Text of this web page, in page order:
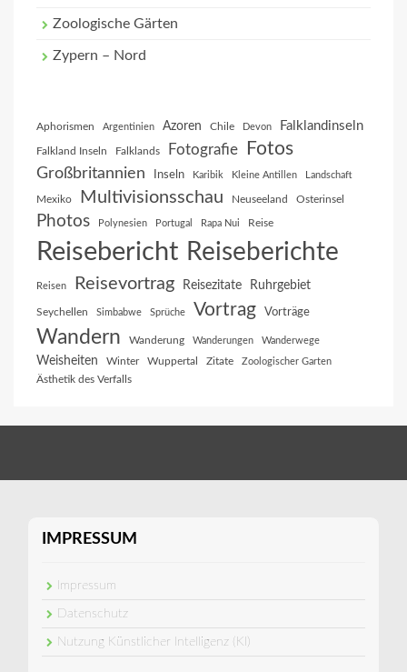
Zoologische Gärten
Zypern – Nord
Aphorismen Argentinien Azoren Chile Devon Falklandinseln
Falkland Inseln Falklands Fotografie Fotos
Großbritannien Inseln Karibik Kleine Antillen Landschaft
Mexiko Multivisionsschau Neuseeland Osterinsel
Photos Polynesien Portugal Rapa Nui Reise
Reisebericht Reiseberichte
Reisen Reisevortrag Reisezitate Ruhrgebiet
Seychellen Simbabwe Sprüche Vortrag Vorträge
Wandern Wanderung Wanderungen Wanderwege
Weisheiten Winter Wuppertal Zitate Zoologischer Garten
Ästhetik des Verfalls
IMPRESSUM
Impressum
Datenschutz
Nutzung Künstlicher Intelligenz (KI)